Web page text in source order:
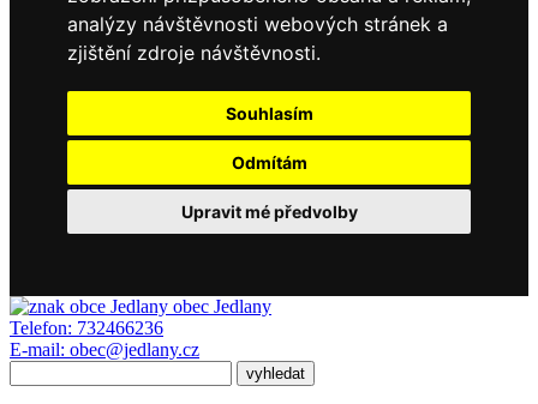
analýzy návštěvnosti webových stránek a
zjištění zdroje návštěvnosti.
Souhlasím
Odmítám
Upravit mé předvolby
obec Jedlany
Telefon: 732466236
E-mail: obec@jedlany.cz